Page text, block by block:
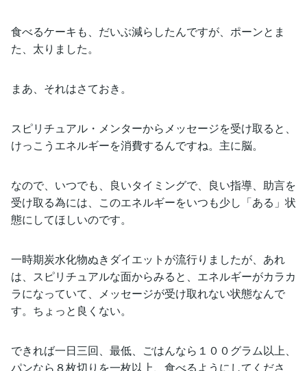
食べるケーキも、だいぶ減らしたんですが、ポーンとま
た、太りました。
まあ、それはさておき。
スピリチュアル・メンターからメッセージを受け取ると、
けっこうエネルギーを消費するんですね。主に脳。
なので、いつでも、良いタイミングで、良い指導、助言を
受け取る為には、このエネルギーをいつも少し「ある」状
態にしてほしいのです。
一時期炭水化物ぬきダイエットが流行りましたが、あれ
は、スピリチュアルな面からみると、エネルギーがカラカ
ラになっていて、メッセージが受け取れない状態なんで
す。ちょっと良くない。
できれば一日三回、最低、ごはんなら１００グラム以上、
パンなら８枚切りを一枚以上、食べるようにしてくださ